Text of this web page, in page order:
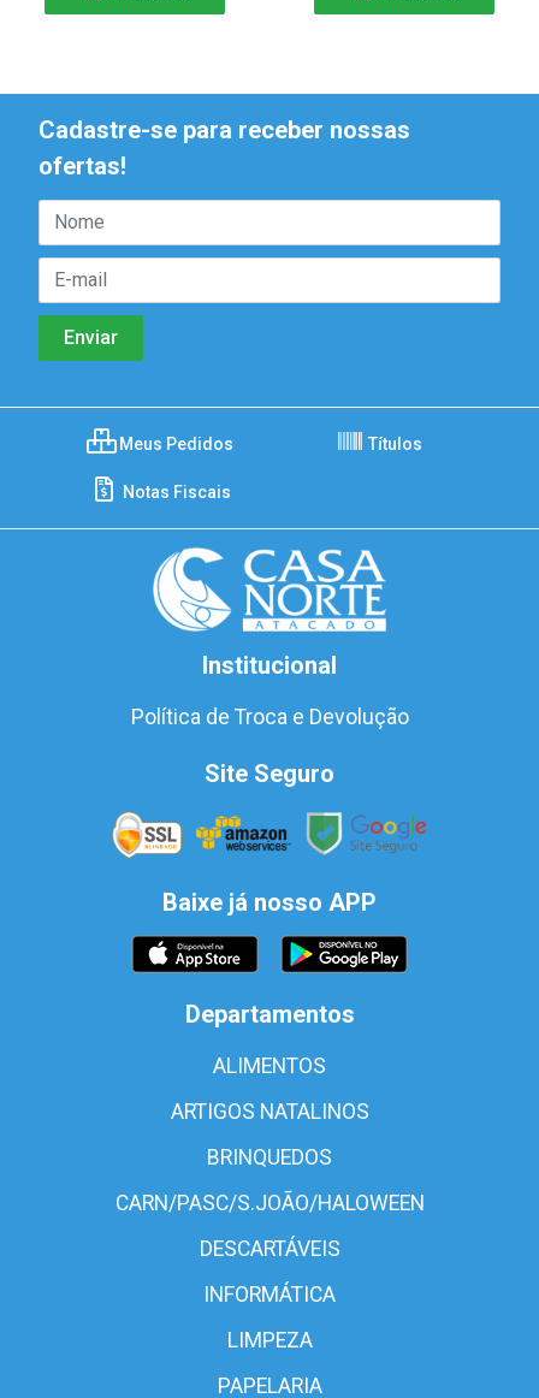
Cadastre-se para receber nossas
ofertas!
Meus Pedidos Títulos
Notas Fiscais
Institucional
Política de Troca e Devolução
Site Seguro
Baixe já nosso APP
Departamentos
ALIMENTOS
ARTIGOS NATALINOS
BRINQUEDOS
CARN/PASC/S.JOÃO/HALOWEEN
DESCARTÁVEIS
INFORMÁTICA
LIMPEZA
PAPELARIA